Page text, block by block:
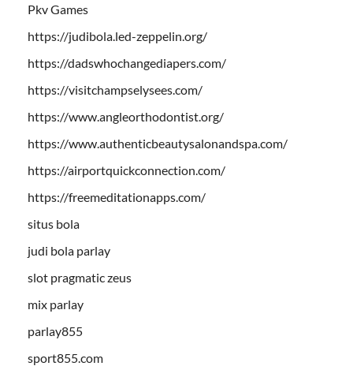
Pkv Games
https://judibola.led-zeppelin.org/
https://dadswhochangediapers.com/
https://visitchampselysees.com/
https://www.angleorthodontist.org/
https://www.authenticbeautysalonandspa.com/
https://airportquickconnection.com/
https://freemeditationapps.com/
situs bola
judi bola parlay
slot pragmatic zeus
mix parlay
parlay855
sport855.com